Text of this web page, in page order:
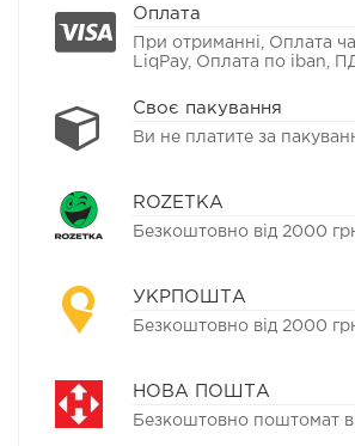
Оплата
При отриманні, Оплата
LiqPay, Оплата по iban,
Своє пакування
Ви не платите за
ROZETKA
Безкоштовно від 2000
УКРПОШТА
Безкоштовно від 2000
НОВА ПОШТА
Безкоштовно поштомат